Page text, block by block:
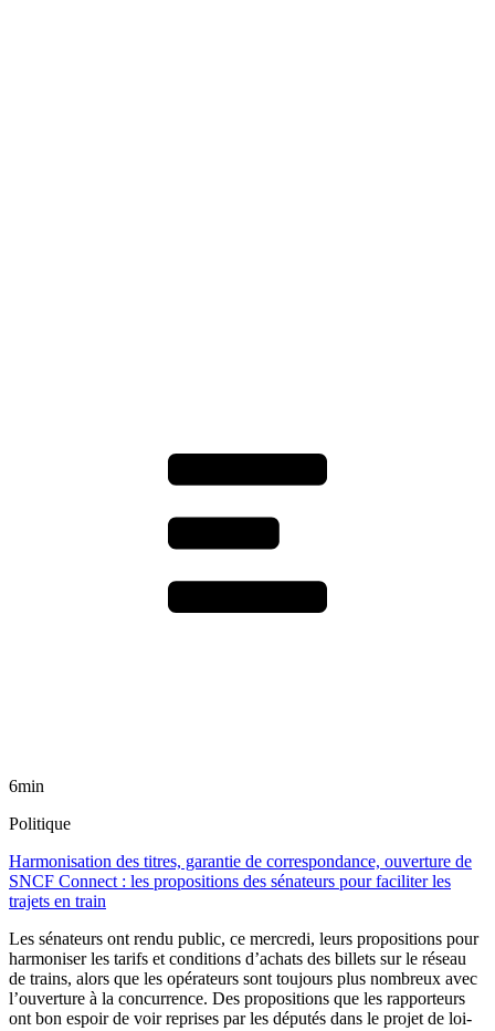
6min
Politique
Harmonisation des titres, garantie de correspondance, ouverture de
SNCF Connect : les propositions des sénateurs pour faciliter les
trajets en train
Les sénateurs ont rendu public, ce mercredi, leurs propositions pour
harmoniser les tarifs et conditions d’achats des billets sur le réseau
de trains, alors que les opérateurs sont toujours plus nombreux avec
l’ouverture à la concurrence. Des propositions que les rapporteurs
ont bon espoir de voir reprises par les députés dans le projet de loi-